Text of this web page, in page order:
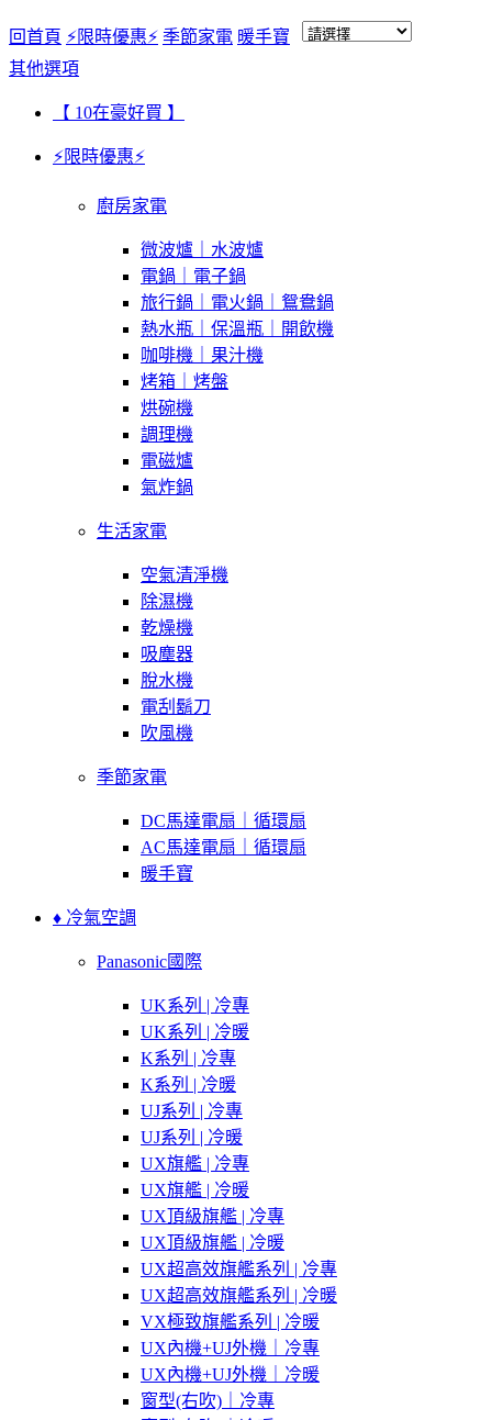
回首頁 ⚡限時優惠⚡ 季節家電 暖手寶
其他選項
【 10在豪好買 】
⚡限時優惠⚡
廚房家電
微波爐｜水波爐
電鍋｜電子鍋
旅行鍋｜電火鍋｜鴛鴦鍋
熱水瓶｜保溫瓶｜開飲機
咖啡機｜果汁機
烤箱｜烤盤
烘碗機
調理機
電磁爐
氣炸鍋
生活家電
空氣清淨機
除濕機
乾燥機
吸塵器
脫水機
電刮鬍刀
吹風機
季節家電
DC馬達電扇｜循環扇
AC馬達電扇｜循環扇
暖手寶
♦ 冷氣空調
Panasonic國際
UK系列 | 冷專
UK系列 | 冷暖
K系列 | 冷專
K系列 | 冷暖
UJ系列 | 冷專
UJ系列 | 冷暖
UX旗艦 | 冷專
UX旗艦 | 冷暖
UX頂級旗艦 | 冷專
UX頂級旗艦 | 冷暖
UX超高效旗艦系列 | 冷專
UX超高效旗艦系列 | 冷暖
VX極致旗艦系列 | 冷暖
UX內機+UJ外機｜冷專
UX內機+UJ外機｜冷暖
窗型(右吹)｜冷專